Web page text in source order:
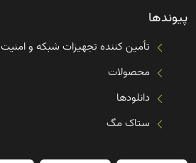
پیوندها
تأمین کننده تجهیزات شبکه و امنیت
محصولات
دانلودها
ستاک مگ